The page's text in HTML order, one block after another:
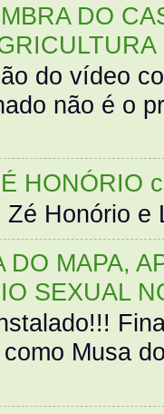
DO
do vídeo
não é o
HONÓRIO
Honório
DO MAPA,
SEXUAL
Musa